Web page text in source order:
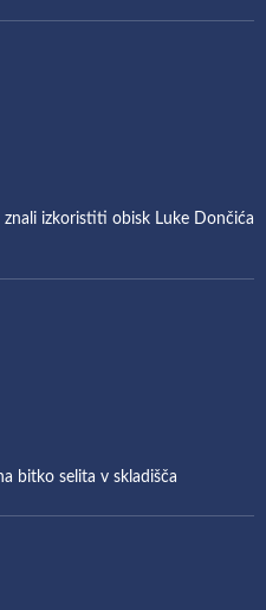
izkoristiti obisk Luke Dončića
bitko selita v skladišča